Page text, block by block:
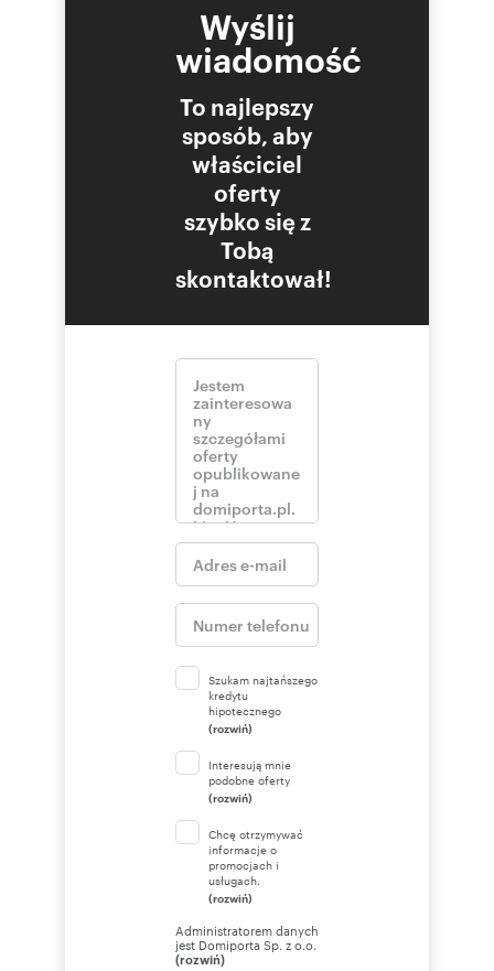
Wyślij
wiadomość
To najlepszy
sposób, aby
właściciel
oferty
szybko się z
Tobą
skontaktował!
Szukam najtańszego
kredytu
hipotecznego
(rozwiń)
Interesują mnie
podobne oferty
(rozwiń)
Chcę otrzymywać
informacje o
promocjach i
usługach.
(rozwiń)
Administratorem danych
jest Domiporta Sp. z o.o.
(rozwiń)